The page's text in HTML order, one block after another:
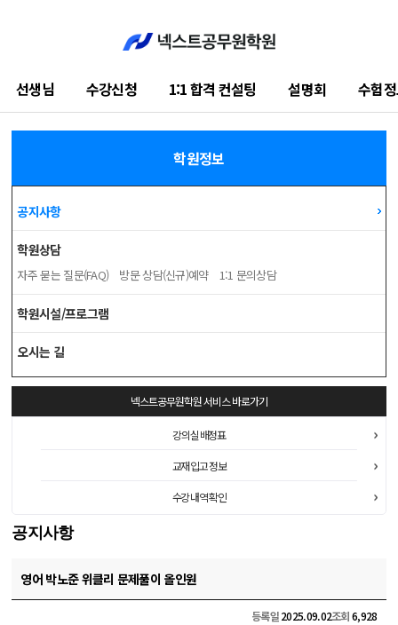
선생님 수강신청 1:1 합격 컨설팅 설명회 수험
학습지원센터
학원정보
공지사항
학원상담
자주 묻는 질문(FAQ) 방문 상담(신규)예약 1:1 문의상담
학원시설/프로그램
오시는 길
넥스트공무원학원서비스 바로가기
강의실 배정표
교재 입고 정보
수강 내역 확인
공지사항
영어 박노준 위클리 문제풀이 올인원
등록일2025.09.02조회6,928